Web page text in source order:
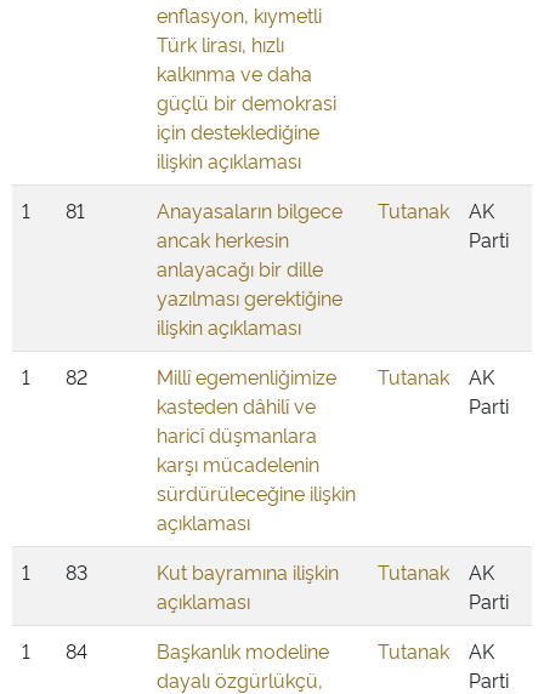
enflasyon, kıymetli
Türk lirası, hızlı
kalkınma ve daha
güçlü bir demokrasi
için desteklediğine
ilişkin açıklaması
1 81
Anayasaların bilgece
ancak herkesin
anlayacağı bir dille
yazılması gerektiğine
ilişkin açıklaması
Tutanak
AK
Parti
1 82
Millî egemenliğimize
kasteden dâhilî ve
haricî düşmanlara
karşı mücadelenin
sürdürüleceğine ilişkin
açıklaması
Tutanak
AK
Parti
1 83
Kut bayramına ilişkin
açıklaması
Tutanak
AK
Parti
1
84
Başkanlık modeline
dayalı özgürlükçü,
Tutanak
AK
Parti